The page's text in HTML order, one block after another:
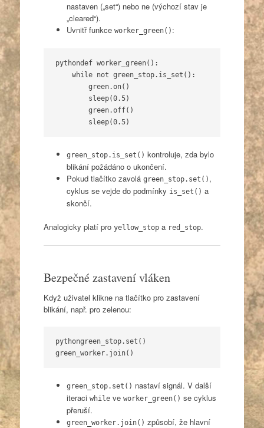
nastaven („set“) nebo ne (výchozí stav je
„cleared“).
Uvnitř funkce worker_green() :
pythondef worker_green():
    while not green_stop.is_set():
        green.on()
        sleep(0.5)
        green.off()
        sleep(0.5)
green_stop.is_set() kontroluje, zda bylo
blikání požádáno o ukončení.
Pokud tlačítko zavolá green_stop.set() ,
cyklus se vejde do podmínky is_set() a
skončí.
Analogicky platí pro yellow_stopa red_stop.
Bezpečné zastavení vláken
Když uživatel klikne na tlačítko pro zastavení
blikání, např. pro zelenou:
pythongreen_stop.set()
green_worker.join()
green_stop.set() nastaví signál. V další
iteraci whileve worker_green() se cyklus
přeruší.
green_worker.join() způsobí, že hlavní